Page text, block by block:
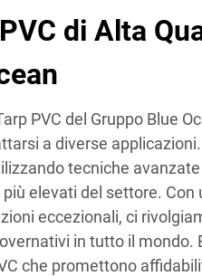
di Alta
PVC del Gruppo Blue
a diverse
tecniche
elevati del settore. Con
eccezionali, ci
in tutto il mondo.
che promettono